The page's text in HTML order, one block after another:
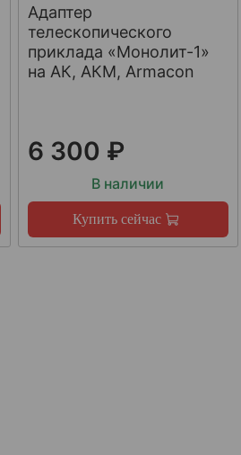
Адаптер
телескопического
приклада «Монолит-1»
на АК, АКМ, Armacon
6 300 ₽
В наличии
Купить сейчас